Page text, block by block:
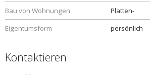
Bau von Wohnungen
Platten-
Eigentumsform
persönlich
Kontaktieren